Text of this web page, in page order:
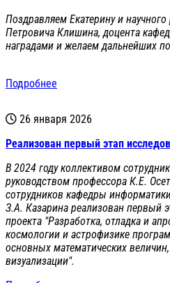
Поздравляем Екатерину и
Петровича Клишина, доцента
наградами и желаем дальнейших
Подробнее
26 января 2026
Реализован первый этап
В 2024 году коллективом
руководством профессора К.Е.
сотрудников кафедры
З.А. Казарина реализован первый
проекта "Разработка, отладка и
космологии и астрофизике
основных математических
визуализации".